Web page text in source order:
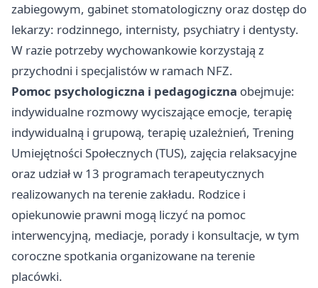
zabiegowym, gabinet stomatologiczny oraz dostęp do
lekarzy: rodzinnego, internisty, psychiatry i dentysty.
W razie potrzeby wychowankowie korzystają z
przychodni i specjalistów w ramach NFZ.
Pomoc psychologiczna i pedagogiczna obejmuje:
indywidualne rozmowy wyciszające emocje, terapię
indywidualną i grupową, terapię uzależnień, Trening
Umiejętności Społecznych (TUS), zajęcia relaksacyjne
oraz udział w 13 programach terapeutycznych
realizowanych na terenie zakładu. Rodzice i
opiekunowie prawni mogą liczyć na pomoc
interwencyjną, mediacje, porady i konsultacje, w tym
coroczne spotkania organizowane na terenie
placówki.